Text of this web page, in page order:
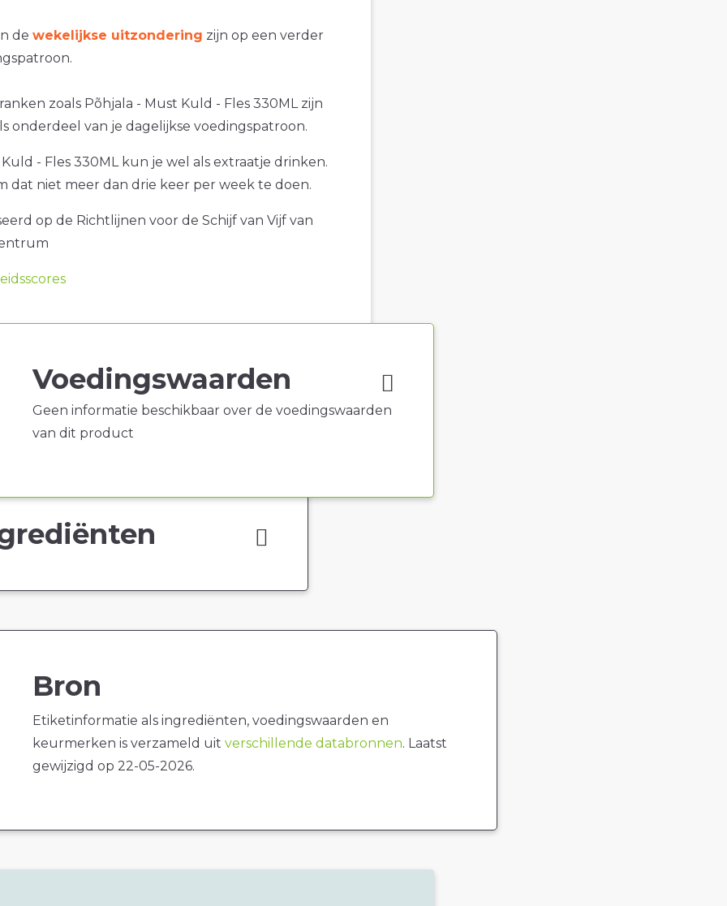
de wekelijkse uitzondering zijn op een verder
zoals Põhjala - Must Kuld - Fles 330ML zijn
onderdeel van je dagelijkse voedingspatroon.
- Fles 330ML kun je wel als extraatje drinken.
dat niet meer dan drie keer per week te doen.
op de Richtlijnen voor de Schijf van Vijf van
Voedingswaarden
Geen informatie beschikbaar over de voedingswaarden
van dit product
Bron
Etiketinformatie als ingrediënten, voedingswaarden en
keurmerken is verzameld uit verschillende databronnen. Laatst
gewijzigd op 22-05-2026.